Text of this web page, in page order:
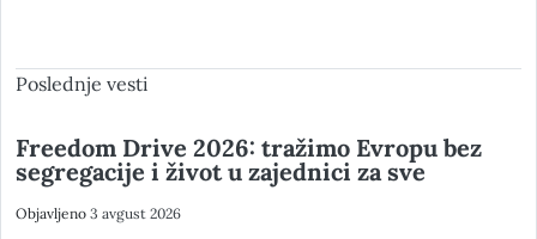
Poslednje vesti
Freedom Drive 2026: tražimo Evropu bez
segregacije i život u zajednici za sve
Objavljeno 3 avgust 2026